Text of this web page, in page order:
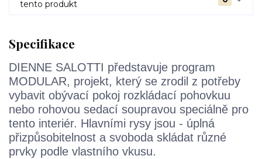
tento produkt
Specifikace
DIENNE SALOTTI představuje program
MODULAR, projekt, který se zrodil z potřeby
vybavit obývací pokoj rozkládací pohovkuu
nebo rohovou sedací soupravou speciálně pro
tento interiér. Hlavními rysy jsou - úplná
přizpůsobitelnost a svoboda skládat různé
prvky podle vlastního vkusu.